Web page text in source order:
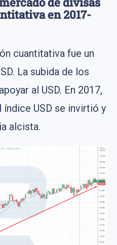
en 2017-
cuantitativa fue un
La subida de los
al USD. En 2017,
índice USD se invirtió y
alcista.